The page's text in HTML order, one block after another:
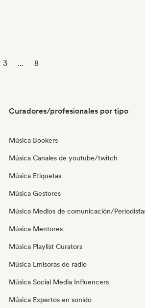
3 ... 8
Curadores/profesionales por tipo
Música Bookers
Música Canales de youtube/twitch
Música Etiquetas
Música Gestores
Música Medios de comunicación/
Música Mentores
Música Playlist Curators
Música Emisoras de radio
Música Social Media Influencers
Música Expertos en sonido